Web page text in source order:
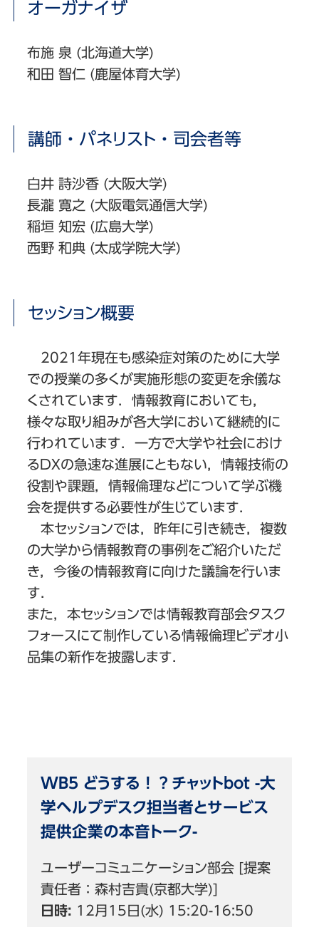
オーガナイザ
布施 泉 (北海道大学)
和田 智仁 (鹿屋体育大学)
講師・パネリスト・司会者等
白井 詩沙香 (大阪大学)
長瀧 寛之 (大阪電気通信大学)
稲垣 知宏 (広島大学)
西野 和典 (太成学院大学)
セッション概要
2021年現在も感染症対策のために大学
での授業の多くが実施形態の変更を余儀な
くされています．情報教育においても，
様々な取り組みが各大学において継続的に
行われています．一方で大学や社会におけ
るDXの急速な進展にともない，情報技術の
役割や課題，情報倫理などについて学ぶ機
会を提供する必要性が生じています．
本セッションでは，昨年に引き続き，複数
の大学から情報教育の事例をご紹介いただ
き，今後の情報教育に向けた議論を行いま
す．
また，本セッションでは情報教育部会タスク
フォースにて制作している情報倫理ビデオ小
品集の新作を披露します．
WB5 どうする！？チャットbot -大
学ヘルプデスク担当者とサービス
提供企業の本音トーク-
ユーザーコミュニケーション部会 [提案
責任者：森村吉貴(京都大学)]
日時: 12月15日(水) 15:20-16:50